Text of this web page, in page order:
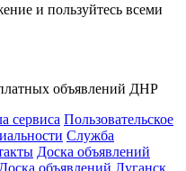
и пользуйтесь всеми
объявлений ДНР
сервиса Пользовательское
Служба
Доска объявлений
Доска объявлений Луганск